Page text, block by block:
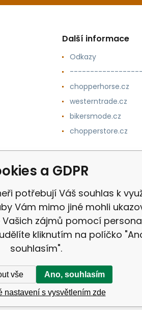
Další informace
Odkazy
chopperhorse.cz
westerntrade.cz
bikersmode.cz
chopperstore.cz
a GDPR
potřebují Váš souhlas k
Vám mimo jiné mohli
zájmů pomocí
kliknutím na políčko
souhlasím".
vše Ano, souhlasím
nastavení s vysvětlením zde